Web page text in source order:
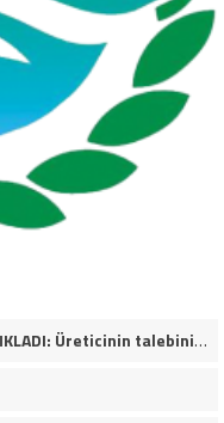
TMO 2026 FINDIK ALIM FİYATLARINI AÇIKLADI: Üreticinin talebinin çok altında